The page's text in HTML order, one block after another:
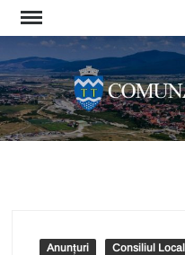
Skip
to
content
Anunțuri Consiliul Local